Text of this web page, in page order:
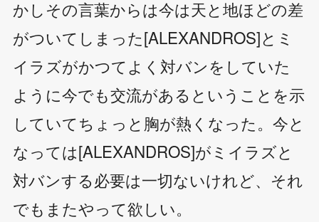
かしその言葉からは今は天と地ほどの差
がついてしまった[ALEXANDROS]とミ
イラズがかつてよく対バンをしていた
ように今でも交流があるということを示
していてちょっと胸が熱くなった。今と
なっては[ALEXANDROS]がミイラズと
対バンする必要は一切ないけれど、それ
でもまたやって欲しい。